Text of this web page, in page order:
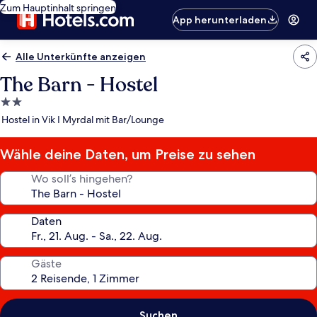
Zum Hauptinhalt springen
App herunterladen
Alle Unterkünfte anzeigen
The Barn - Hostel
2.0-
Sterne-
Hostel in Vik I Myrdal mit Bar/Lounge
Wähle deine Daten, um Preise zu sehen
Wo soll’s hingehen?
Daten
Gäste